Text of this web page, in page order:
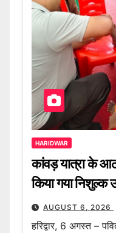
HARIDWAR
कांवड़ यात्रा के
किया गया निशुल्क
AUGUST 6, 2026
हरिद्वार, 6 अगस्त –